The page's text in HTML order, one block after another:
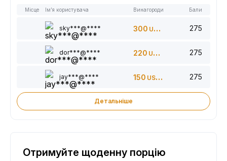
Місце Ім’я користувача Винагороди Бали
sky***@**** 300 USDT 275
dor***@**** 220 USDT 275
jay***@**** 150 USDT 275
Детальніше
Отримуйте щоденну порцію